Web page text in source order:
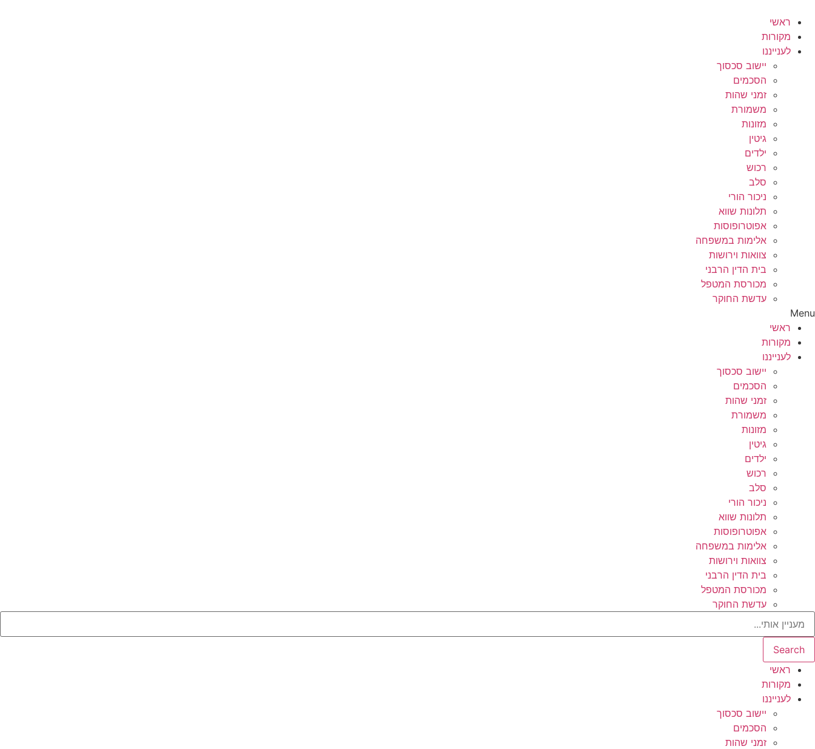
לתוכן
ראשי
מקורות
לענייננו
יישוב סכסוך
הסכמים
זמני שהות
משמורת
מזונות
גיטין
ילדים
רכוש
סלב
ניכור הורי
תלונות שווא
אפוטרופוסות
אלימות במשפחה
צוואות וירושות
בית הדין הרבני
מכורסת המטפל
עדשת החוקר
Menu
ראשי
מקורות
לענייננו
יישוב סכסוך
הסכמים
זמני שהות
משמורת
מזונות
גיטין
ילדים
רכוש
סלב
ניכור הורי
תלונות שווא
אפוטרופוסות
אלימות במשפחה
צוואות וירושות
בית הדין הרבני
מכורסת המטפל
עדשת החוקר
Search
ראשי
מקורות
לענייננו
יישוב סכסוך
הסכמים
זמני שהות